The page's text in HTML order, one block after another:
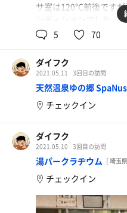
サ室は120℃前後ですが
ンディションでした。
温の季節変動があまり
隣の常連紋付き兄さん
聞いたら25分入ってい
そんなこんなで午後9時
トレイジ感も薄らぎ、
歩いた距離
5 70
ダイフク
2021.05.11 3回目の訪問
天然温泉ゆの郷
チェックイン
ダイフク
2021.05.10 3回目の訪問
湯パークラヂウム [ 埼玉
チェックイン